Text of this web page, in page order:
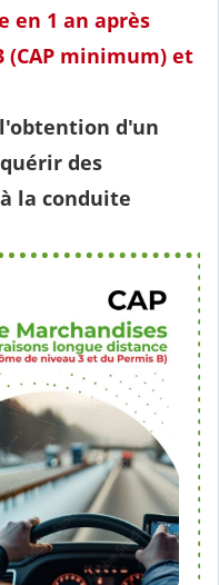
en 1 an après
minimum) et
l'obtention d'un
des
la conduite